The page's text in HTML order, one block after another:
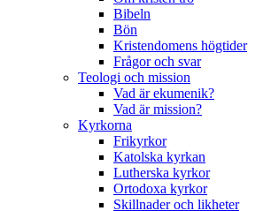
Bibeln
Bön
Kristendomens högtider
Frågor och svar
Teologi och mission
Vad är ekumenik?
Vad är mission?
Kyrkorna
Frikyrkor
Katolska kyrkan
Lutherska kyrkor
Ortodoxa kyrkor
Skillnader och likheter